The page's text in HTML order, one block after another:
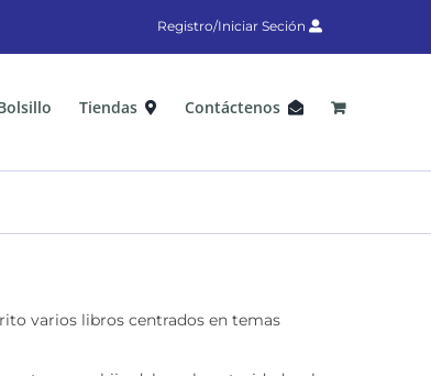
Registro/Iniciar Seción
Tiendas Contáctenos
varios libros centrados en temas